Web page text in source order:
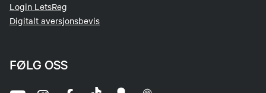
Login LetsReg
Digitalt aversjonsbevis
FØLG OSS